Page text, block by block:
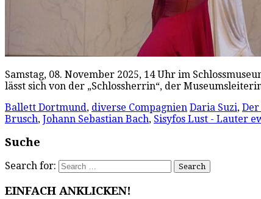
Samstag, 08. November 2025, 14 Uhr im
lässt sich von der „Schlossherrin“, der
Ballett Dortmund, diverse Compagnien Daria Suzi,
Brusch, Johann Sebastian Bach, Sisyfos Lust - Lauter
Suche
Search for:
EINFACH ANKLICKEN!